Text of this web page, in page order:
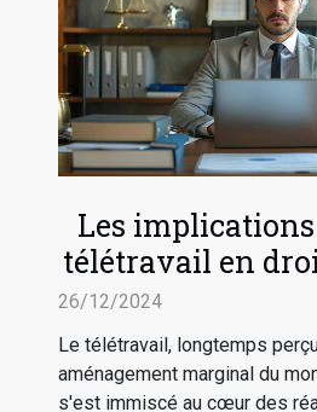
Les
télétravail en
26/12/2024
Le télétravail, longtemps
aménagement marginal du
s'est immiscé au cœur des